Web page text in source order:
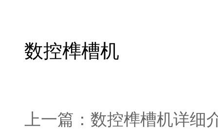
数控榫槽机
上一篇： 数控榫槽机详细